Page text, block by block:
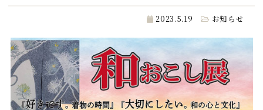
2023.5.19 お知らせ